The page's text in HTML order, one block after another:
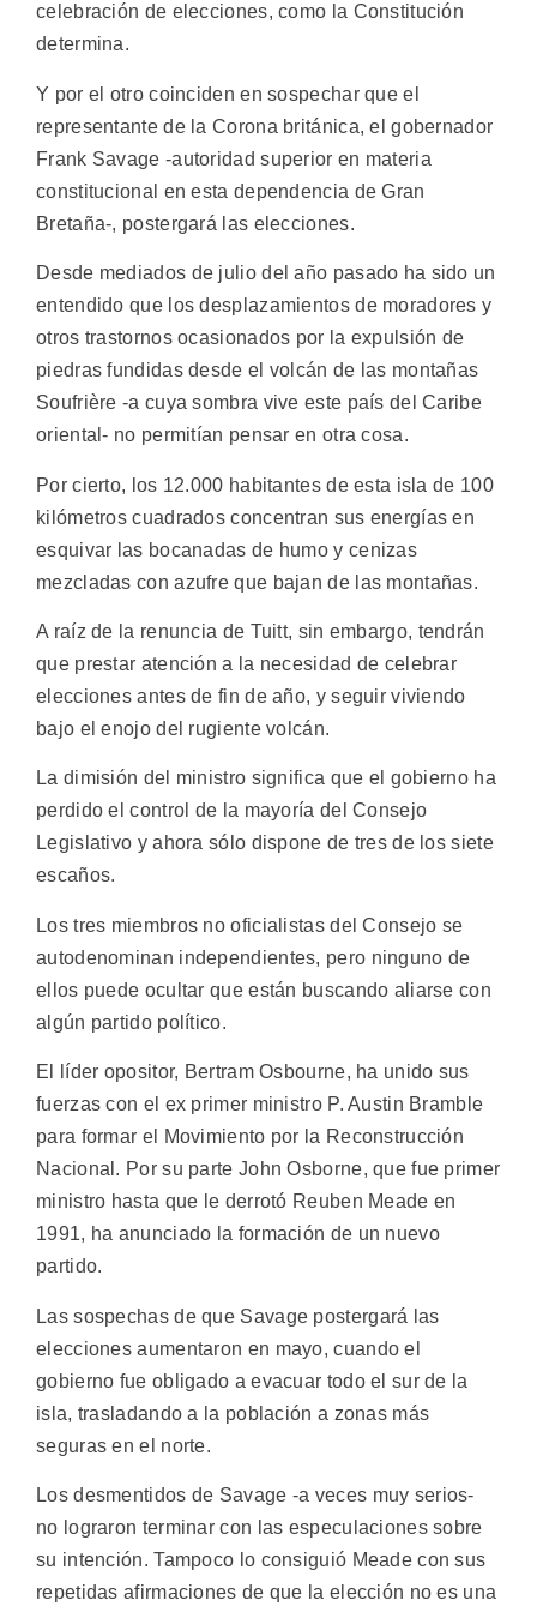
celebración de elecciones, como la Constitución
determina.
Y por el otro coinciden en sospechar que el
representante de la Corona británica, el gobernador
Frank Savage -autoridad superior en materia
constitucional en esta dependencia de Gran
Bretaña-, postergará las elecciones.
Desde mediados de julio del año pasado ha sido un
entendido que los desplazamientos de moradores y
otros trastornos ocasionados por la expulsión de
piedras fundidas desde el volcán de las montañas
Soufrière -a cuya sombra vive este país del Caribe
oriental- no permitían pensar en otra cosa.
Por cierto, los 12.000 habitantes de esta isla de 100
kilómetros cuadrados concentran sus energías en
esquivar las bocanadas de humo y cenizas
mezcladas con azufre que bajan de las montañas.
A raíz de la renuncia de Tuitt, sin embargo, tendrán
que prestar atención a la necesidad de celebrar
elecciones antes de fin de año, y seguir viviendo
bajo el enojo del rugiente volcán.
La dimisión del ministro significa que el gobierno ha
perdido el control de la mayoría del Consejo
Legislativo y ahora sólo dispone de tres de los siete
escaños.
Los tres miembros no oficialistas del Consejo se
autodenominan independientes, pero ninguno de
ellos puede ocultar que están buscando aliarse con
algún partido político.
El líder opositor, Bertram Osbourne, ha unido sus
fuerzas con el ex primer ministro P. Austin Bramble
para formar el Movimiento por la Reconstrucción
Nacional. Por su parte John Osborne, que fue primer
ministro hasta que le derrotó Reuben Meade en
1991, ha anunciado la formación de un nuevo
partido.
Las sospechas de que Savage postergará las
elecciones aumentaron en mayo, cuando el
gobierno fue obligado a evacuar todo el sur de la
isla, trasladando a la población a zonas más
seguras en el norte.
Los desmentidos de Savage -a veces muy serios-
no lograron terminar con las especulaciones sobre
su intención. Tampoco lo consiguió Meade con sus
repetidas afirmaciones de que la elección no es una